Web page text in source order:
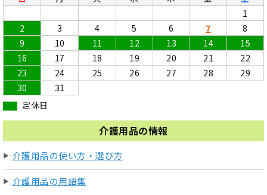
1
2
3 4 5 6 7
8
9
10 11 12 13 14
15
16
17 18 19 20 21
22
23
24 25 26 27 28
29
30
31
定休日
介護用品の情報
介護用品の使い方・選び方
介護用品の用語集